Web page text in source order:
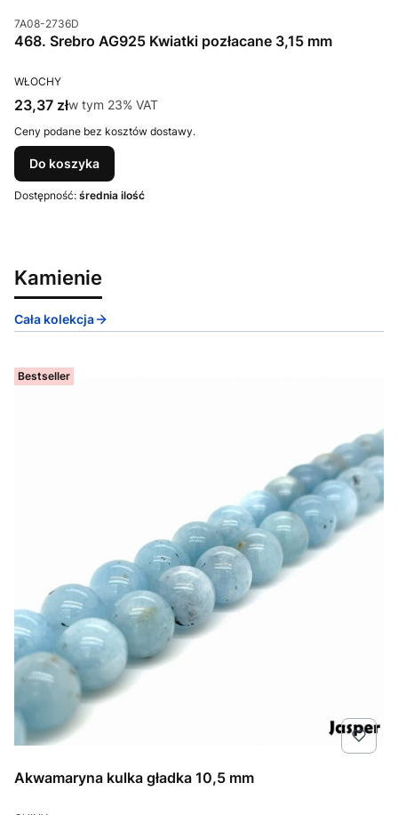
Kod produktu
7A08-2736D
468. Srebro AG925 Kwiatki pozłacane 3,15 mm
PRODUCENT
WŁOCHY
Cena brutto
23,37 złw tym %s VAT
w tym 23% VAT
Ceny podane bez kosztów dostawy.
Do koszyka
Dostępność: średnia ilość
Kamienie
Cała kolekcja
Bestseller
Akwamaryna kulka gładka 10,5 mm